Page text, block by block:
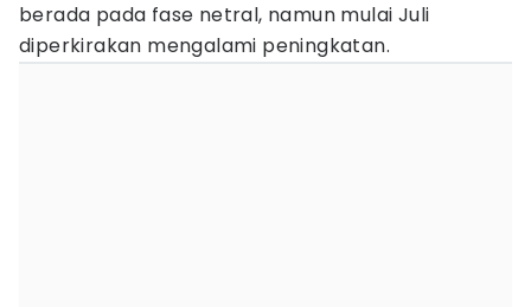
berada pada fase netral, namun mulai Juli
diperkirakan mengalami peningkatan.